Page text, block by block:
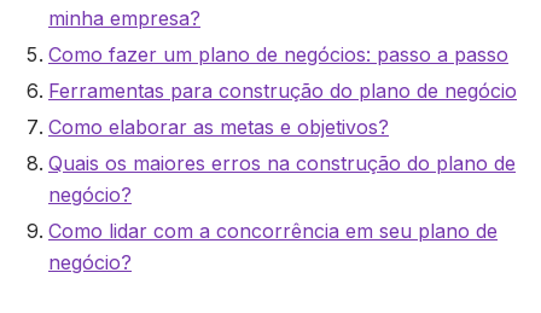
minha empresa?
Como fazer um plano de negócios: passo a passo
Ferramentas para construção do plano de negócio
Como elaborar as metas e objetivos?
Quais os maiores erros na construção do plano de
negócio?
Como lidar com a concorrência em seu plano de
negócio?